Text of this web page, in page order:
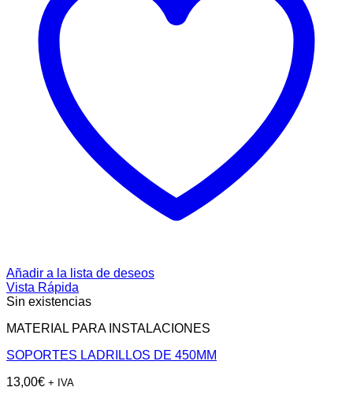
Añadir a la lista de deseos
Vista Rápida
Sin existencias
MATERIAL PARA INSTALACIONES
SOPORTES LADRILLOS DE 450MM
13,00€ + IVA